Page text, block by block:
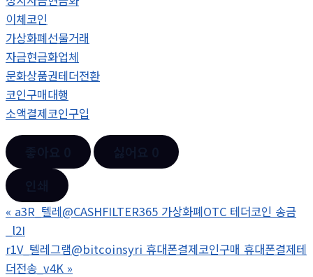
이체코인
가상화폐선물거래
자금현금화업체
문화상품권테더전환
코인구매대행
소액결제코인구입
« a3R_텔레@CASHFILTER365 가상화폐OTC 테더코인 송금
_l2I
r1V_텔레그램@bitcoinsyri 휴대폰결제코인구매 휴대폰결제테
더전송_v4K »